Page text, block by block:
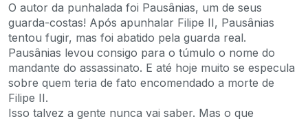
O autor da punhalada foi Pausânias, um de seus
guarda-costas! Após apunhalar Filipe II, Pausânias
tentou fugir, mas foi abatido pela guarda real.
Pausânias levou consigo para o túmulo o nome do
mandante do assassinato. E até hoje muito se especula
sobre quem teria de fato encomendado a morte de
Filipe II.
Isso talvez a gente nunca vai saber. Mas o que